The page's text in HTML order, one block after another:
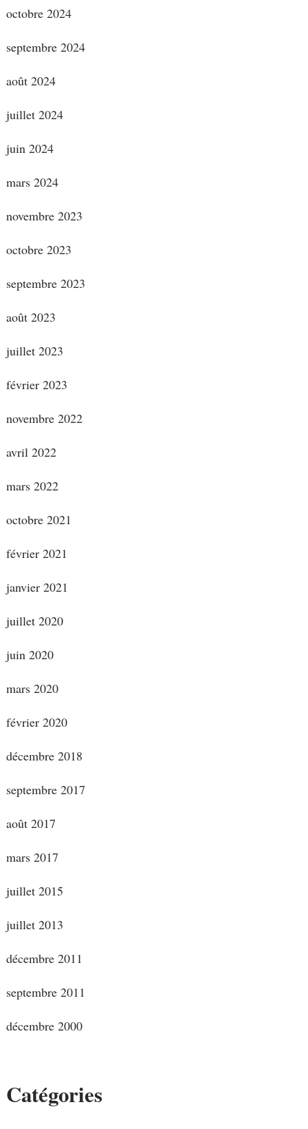
octobre 2024
septembre 2024
août 2024
juillet 2024
juin 2024
mars 2024
novembre 2023
octobre 2023
septembre 2023
août 2023
juillet 2023
février 2023
novembre 2022
avril 2022
mars 2022
octobre 2021
février 2021
janvier 2021
juillet 2020
juin 2020
mars 2020
février 2020
décembre 2018
septembre 2017
août 2017
mars 2017
juillet 2015
juillet 2013
décembre 2011
septembre 2011
décembre 2000
Catégories